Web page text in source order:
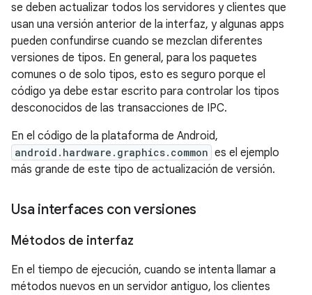
se deben actualizar todos los servidores y clientes que
usan una versión anterior de la interfaz, y algunas apps
pueden confundirse cuando se mezclan diferentes
versiones de tipos. En general, para los paquetes
comunes o de solo tipos, esto es seguro porque el
código ya debe estar escrito para controlar los tipos
desconocidos de las transacciones de IPC.
En el código de la plataforma de Android,
android.hardware.graphics.common es el ejemplo
más grande de este tipo de actualización de versión.
Usa interfaces con versiones
Métodos de interfaz
En el tiempo de ejecución, cuando se intenta llamar a
métodos nuevos en un servidor antiguo, los clientes